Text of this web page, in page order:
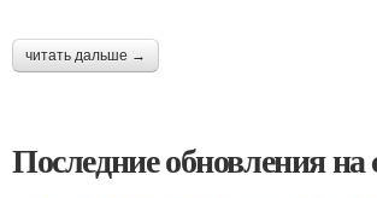
читать дальше →
Последние обновления на